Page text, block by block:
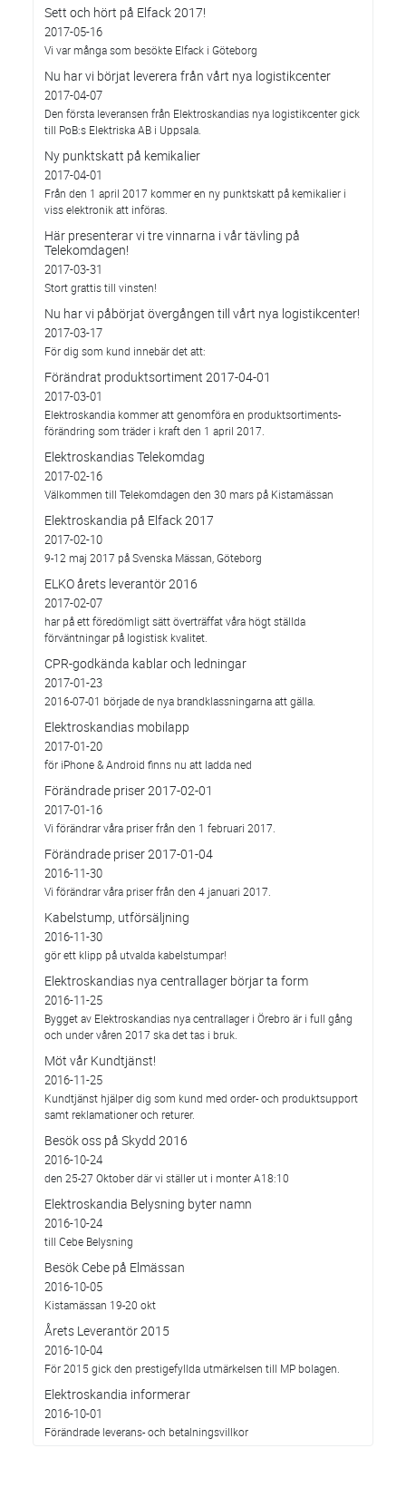
Sett och hört på Elfack 2017!
2017-05-16
Vi var många som besökte Elfack i Göteborg
Nu har vi börjat leverera från vårt nya logistikcenter
2017-04-07
Den första leveransen från Elektroskandias nya logistikcenter gick
till PoB:s Elektriska AB i Uppsala.
Ny punktskatt på kemikalier
2017-04-01
Från den 1 april 2017 kommer en ny punktskatt på kemikalier i
viss elektronik att införas.
Här presenterar vi tre vinnarna i vår tävling på
Telekomdagen!
2017-03-31
Stort grattis till vinsten!
Nu har vi påbörjat övergången till vårt nya logistikcenter!
2017-03-17
För dig som kund innebär det att:
Förändrat produktsortiment 2017-04-01
2017-03-01
Elektroskandia kommer att genomföra en produktsortiments-
förändring som träder i kraft den 1 april 2017.
Elektroskandias Telekomdag
2017-02-16
Välkommen till Telekomdagen den 30 mars på Kistamässan
Elektroskandia på Elfack 2017
2017-02-10
9-12 maj 2017 på Svenska Mässan, Göteborg
ELKO årets leverantör 2016
2017-02-07
har på ett föredömligt sätt överträffat våra högt ställda
förväntningar på logistisk kvalitet.
CPR-godkända kablar och ledningar
2017-01-23
2016-07-01 började de nya brandklassningarna att gälla.
Elektroskandias mobilapp
2017-01-20
för iPhone & Android finns nu att ladda ned
Förändrade priser 2017-02-01
2017-01-16
Vi förändrar våra priser från den 1 februari 2017.
Förändrade priser 2017-01-04
2016-11-30
Vi förändrar våra priser från den 4 januari 2017.
Kabelstump, utförsäljning
2016-11-30
gör ett klipp på utvalda kabelstumpar!
Elektroskandias nya centrallager börjar ta form
2016-11-25
Bygget av Elektroskandias nya centrallager i Örebro är i full gång
och under våren 2017 ska det tas i bruk.
Möt vår Kundtjänst!
2016-11-25
Kundtjänst hjälper dig som kund med order- och produktsupport
samt reklamationer och returer.
Besök oss på Skydd 2016
2016-10-24
den 25-27 Oktober där vi ställer ut i monter A18:10
Elektroskandia Belysning byter namn
2016-10-24
till Cebe Belysning
Besök Cebe på Elmässan
2016-10-05
Kistamässan 19-20 okt
Årets Leverantör 2015
2016-10-04
För 2015 gick den prestigefyllda utmärkelsen till MP bolagen.
Elektroskandia informerar
2016-10-01
Förändrade leverans- och betalningsvillkor